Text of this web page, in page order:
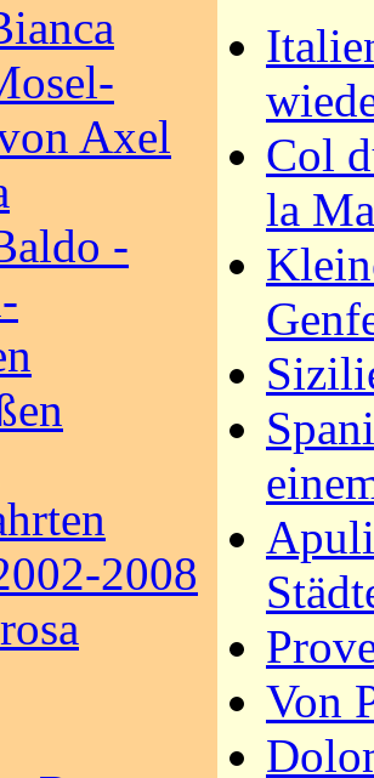
Axel
-
2008
Col
la
Von